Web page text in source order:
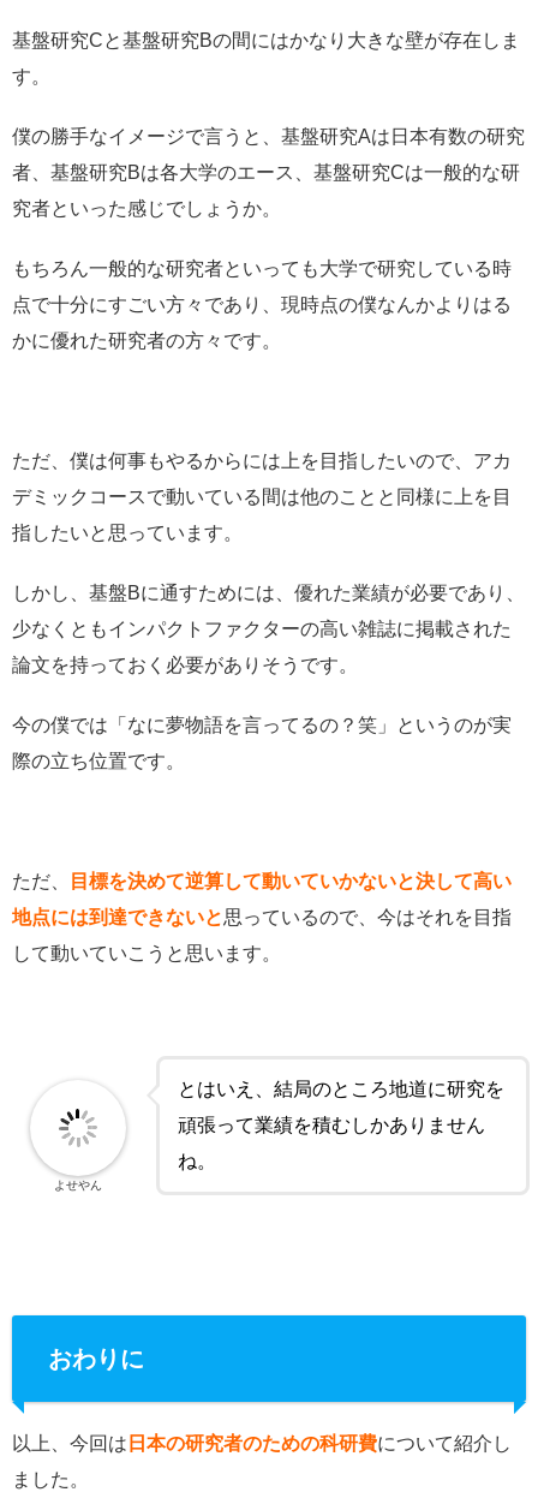
基盤研究Cと基盤研究Bの間にはかなり大きな壁が存在しま
す。
僕の勝手なイメージで言うと、基盤研究Aは日本有数の研究
者、基盤研究Bは各大学のエース、基盤研究Cは一般的な研
究者といった感じでしょうか。
もちろん一般的な研究者といっても大学で研究している時
点で十分にすごい方々であり、現時点の僕なんかよりはる
かに優れた研究者の方々です。
ただ、僕は何事もやるからには上を目指したいので、アカ
デミックコースで動いている間は他のことと同様に上を目
指したいと思っています。
しかし、基盤Bに通すためには、優れた業績が必要であり、
少なくともインパクトファクターの高い雑誌に掲載された
論文を持っておく必要がありそうです。
今の僕では「なに夢物語を言ってるの？笑」というのが実
際の立ち位置です。
ただ、
目標を決めて逆算して動いていかないと決して高い
地点には到達できないと思っているので、今はそれを目指
して動いていこうと思います。
とはいえ、結局のところ地道に研究を
頑張って業績を積むしかありません
ね。
よせやん
おわりに
以上、今回は 日本の研究者のための科研費について紹介し
ました。